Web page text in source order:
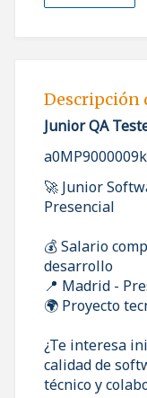
Descripción
Junior QA
🚀 Junior
Presencial
💰 Salario
desarrollo
📍 Madrid -
🌍 Proyecto
¿Te interesa
calidad de
técnico y